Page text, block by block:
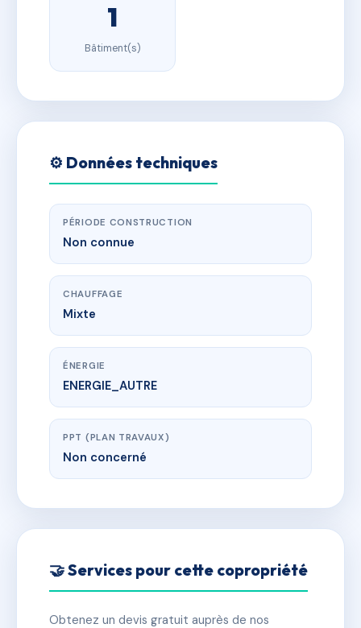
1
Bâtiment(s)
⚙️ Données techniques
PÉRIODE CONSTRUCTION
Non connue
CHAUFFAGE
Mixte
ÉNERGIE
ENERGIE_AUTRE
PPT (PLAN TRAVAUX)
Non concerné
🤝 Services pour cette copropriété
Obtenez un devis gratuit auprès de nos